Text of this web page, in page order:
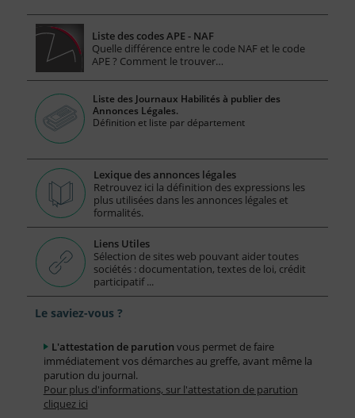
Liste des codes APE - NAF
Quelle différence entre le code NAF et le code
APE ? Comment le trouver…
Liste des Journaux Habilités à publier des
Annonces Légales.
Définition et liste par département
Lexique des annonces légales
Retrouvez ici la définition des expressions les
plus utilisées dans les annonces légales et
formalités.
Liens Utiles
Sélection de sites web pouvant aider toutes
sociétés : documentation, textes de loi, crédit
participatif ...
Le saviez-vous ?
L'attestation de parution vous permet de faire
immédiatement vos démarches au greffe, avant même la
parution du journal.
Pour plus d'informations, sur l'attestation de parution
cliquez ici